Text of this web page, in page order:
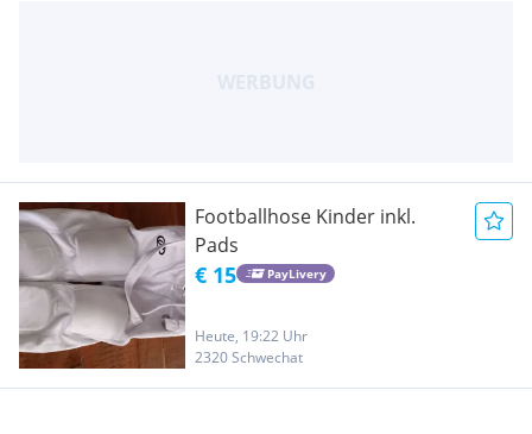
Footballhose Kinder inkl.
Pads
€ 15 PayLivery
Heute, 19:22 Uhr
2320 Schwechat